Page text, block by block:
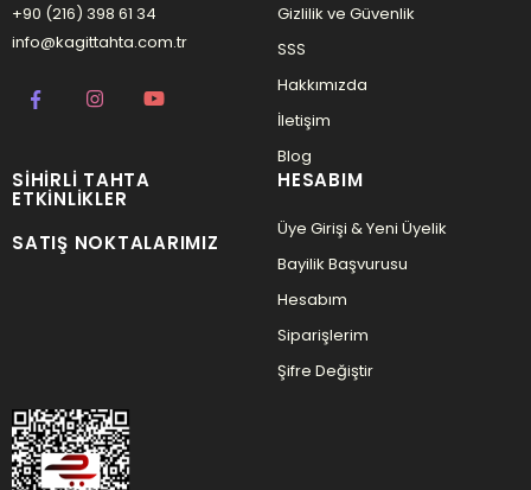
+90 (216) 398 61 34
info@kagittahta.com.tr
Gizlilik ve Güvenlik
SSS
Hakkımızda
İletişim
Blog
SIHIRLI TAHTA
ETKINLIKLER
SATIŞ NOKTALARIMIZ
HESABIM
Üye Girişi & Yeni Üyelik
Bayilik Başvurusu
Hesabım
Siparişlerim
Şifre Değiştir